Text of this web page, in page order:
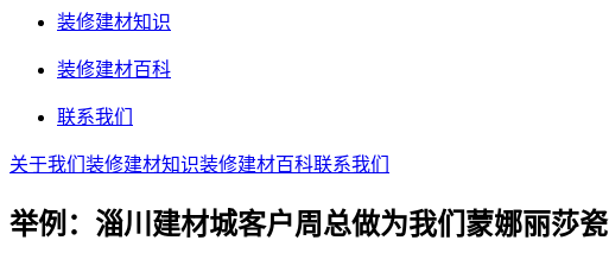
装修建材知识
装修建材百科
联系我们
关于我们 装修建材知识装修建材百科联系我们
举例：淄川建材城客户周总做为我们蒙娜丽莎瓷